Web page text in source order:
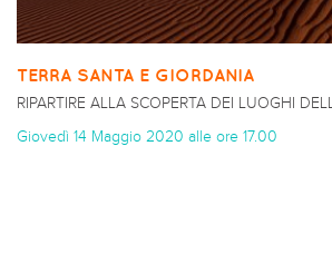
TERRA SANTA E GIORDANIA
RIPARTIRE ALLA SCOPERTA DEI LUOGHI
Giovedì 14 Maggio 2020 alle ore 17.00